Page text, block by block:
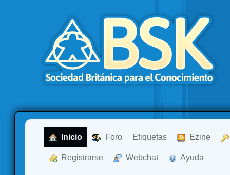
Inicio Foro Etiquetas Ezine
Registrarse Webchat Ayuda